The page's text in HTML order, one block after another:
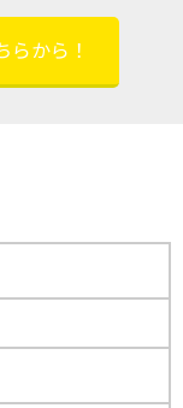
から！